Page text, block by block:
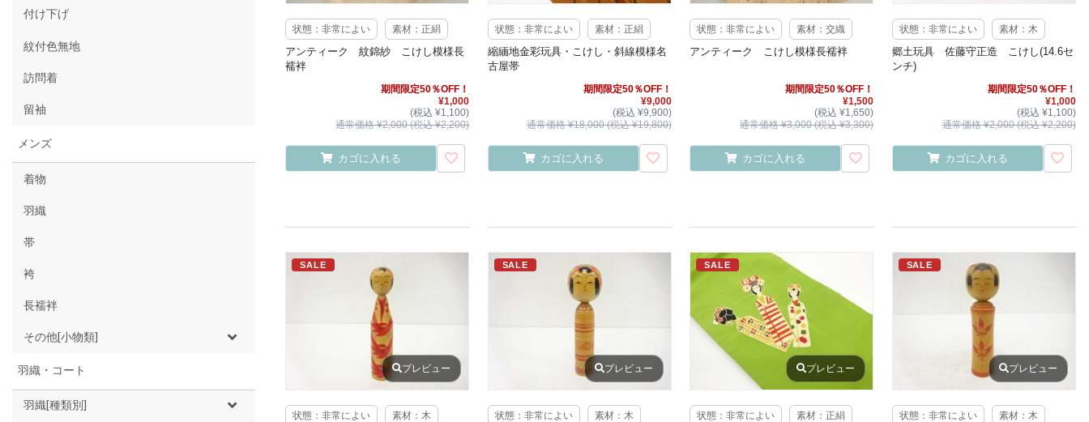
付け下げ
紋付色無地
訪問着
留袖
メンズ
着物
羽織
帯
袴
長襦袢
その他[小物類]
羽織・コート
羽織[種類別]
状態：非常によい 素材：正絹
アンティーク 紋錦紗 こけし模様長
襦袢
期間限定50％OFF！
¥1,000
(税込 ¥1,100)
通常価格 ¥2,000 (税込 ¥2,200)
カゴに入れる
状態：非常によい 素材：正絹
縮緬地金彩玩具・こけし・斜線模様名
古屋帯
期間限定50％OFF！
¥9,000
(税込 ¥9,900)
通常価格 ¥18,000 (税込 ¥19,800)
カゴに入れる
状態：非常によい 素材：交織
アンティーク こけし模様長襦袢
期間限定50％OFF！
¥1,500
(税込 ¥1,650)
通常価格 ¥3,000 (税込 ¥3,300)
カゴに入れる
状態：非常によい 素材：木
郷土玩具 佐藤守正造 こけし(14.6セ
ンチ)
期間限定50％OFF！
¥1,000
(税込 ¥1,100)
通常価格 ¥2,000 (税込 ¥2,200)
カゴに入れる
SALE
プレビュー
状態：非常によい 素材：木
SALE
プレビュー
状態：非常によい 素材：木
SALE
プレビュー
状態：非常によい 素材：正絹
SALE
プレビュー
状態：非常によい 素材：木